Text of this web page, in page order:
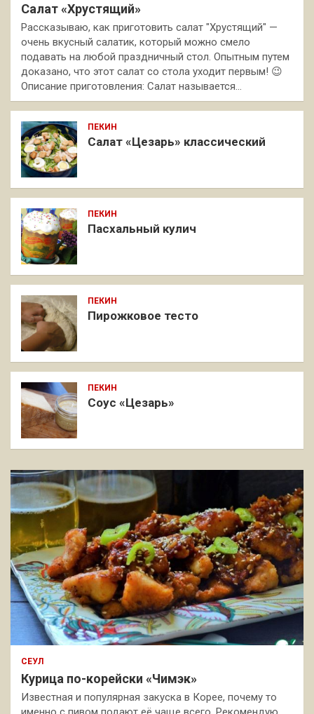
Салат «Хрустящий»
Рассказываю, как приготовить салат "Хрустящий" —
очень вкусный салатик, который можно смело
подавать на любой праздничный стол. Опытным путем
доказано, что этот салат со стола уходит первым! 😉
Описание приготовления: Салат называется…
ПЕКИН
Салат «Цезарь» классический
ПЕКИН
Пасхальный кулич
ПЕКИН
Пирожковое тесто
ПЕКИН
Соус «Цезарь»
СЕУЛ
Курица по-корейски «Чимэк»
Известная и популярная закуска в Корее, почему то